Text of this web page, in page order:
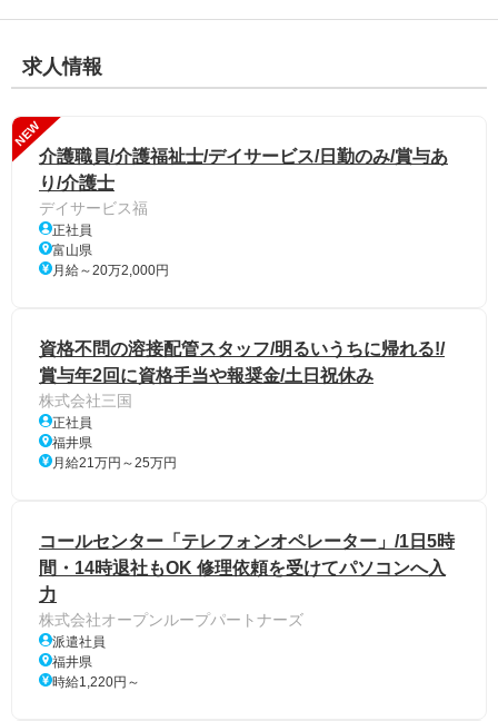
求人情報
NEW
介護職員/介護福祉士/デイサービス/日勤のみ/賞与あ
り/介護士
デイサービス福
正社員
富山県
月給～20万2,000円
資格不問の溶接配管スタッフ/明るいうちに帰れる!/
賞与年2回に資格手当や報奨金/土日祝休み
株式会社三国
正社員
福井県
月給21万円～25万円
コールセンター「テレフォンオペレーター」/1日5時
間・14時退社もOK 修理依頼を受けてパソコンへ入
力
株式会社オープンループパートナーズ
派遣社員
福井県
時給1,220円～